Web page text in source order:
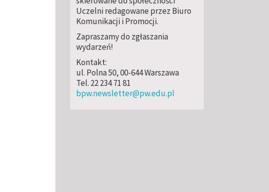
Uczelni redagowane przez Biuro
Komunikacji i Promocji.
Zapraszamy do zgłaszania
wydarzeń!
Kontakt:
ul. Polna 50, 00-644 Warszawa
Tel. 22 234 71 81
bpw.newsletter@pw.edu.pl